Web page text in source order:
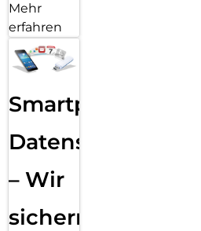
Mehr
erfahren
Smartphone
Datensicherung
– Wir
sichern